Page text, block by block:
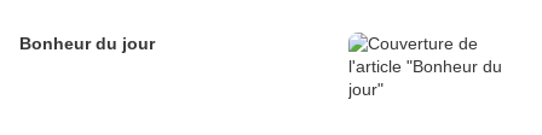
Bonheur du jour